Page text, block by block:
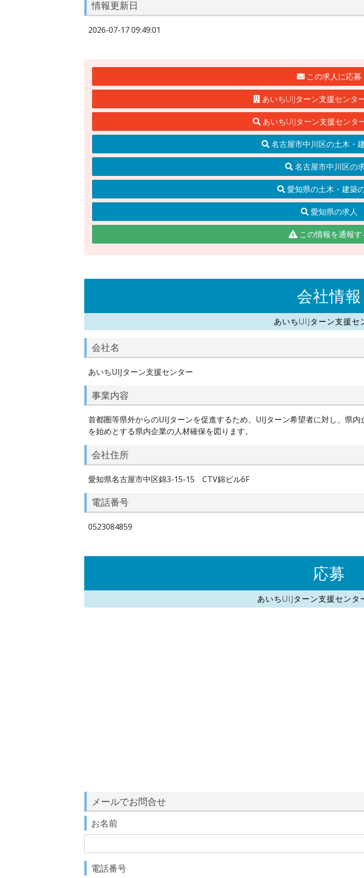
情報更新日
2026-07-17 09:49:01
この求人に応募
あいちUIJターン支援センタ
あいちUIJターン支援センタ
名古屋市中川区の土木・
名古屋市中川区の
愛知県の土木・建築
愛知県の求人
この情報を通報す
会社情報
あいちUIJターン支援セ
会社名
あいちUIJターン支援センター
事業内容
首都圏等県外からのUIJターンを促進するため、UIJターン希望者に対し、県
を始めとする県内企業の人材確保を図ります。
会社住所
愛知県名古屋市中区錦3-15-15 CTV錦ビル6F
電話番号
0523084859
応募
あいちUIJターン支援センタ
メールでお問合せ
お名前
電話番号